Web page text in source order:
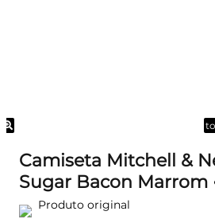
Camiseta Mitchell &
Sugar Bacon Marrom
Produto original